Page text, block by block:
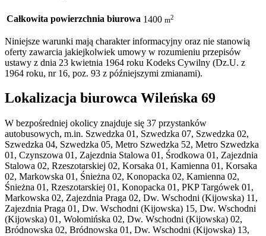
Całkowita powierzchnia biurowa 1400 m2
Niniejsze warunki mają charakter informacyjny oraz nie stanowią
oferty zawarcia jakiejkolwiek umowy w rozumieniu przepisów
ustawy z dnia 23 kwietnia 1964 roku Kodeks Cywilny (Dz.U. z
1964 roku, nr 16, poz. 93 z późniejszymi zmianami).
Lokalizacja biurowca Wileńska 69
W bezpośredniej okolicy znajduje się 37 przystanków
autobusowych, m.in. Szwedzka 01, Szwedzka 07, Szwedzka 02,
Szwedzka 04, Szwedzka 05, Metro Szwedzka 52, Metro Szwedzka
01, Czynszowa 01, Zajezdnia Stalowa 01, Środkowa 01, Zajezdnia
Stalowa 02, Rzeszotarskiej 02, Korsaka 01, Kamienna 01, Korsaka
02, Markowska 01, Śnieżna 02, Konopacka 02, Kamienna 02,
Śnieżna 01, Rzeszotarskiej 01, Konopacka 01, PKP Targówek 01,
Markowska 02, Zajezdnia Praga 02, Dw. Wschodni (Kijowska) 11,
Zajezdnia Praga 01, Dw. Wschodni (Kijowska) 15, Dw. Wschodni
(Kijowska) 01, Wołomińska 02, Dw. Wschodni (Kijowska) 02,
Bródnowska 02, Bródnowska 01, Dw. Wschodni (Kijowska) 13,